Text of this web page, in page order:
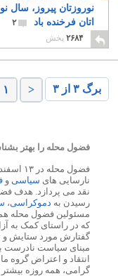
نوروزتان پیروز، سال نو
اتان فرخنده باد
۲
۲۶۸۴ پخش
برگ ۳ از ۳ < ۱
فضول محله را بهتر
نارسایی های سیاسی و
نقد می پردازد. هدف
رسیدن به دموکراسی،
مسئولین فضول محله
که در راستای کمک به
گفتارش مورد ستایش و
مبنای سیاست نادرست
انتقاد و اعتراض گروه
گرامی، همه روزه بیشتر از ۱۰،۰۰۰ نفر از این سایت دیدن می